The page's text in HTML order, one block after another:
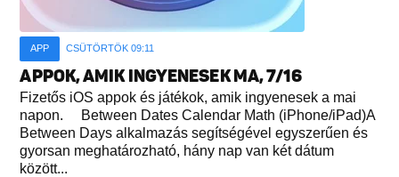
APP CSÜTÖRTÖK 09:11
APPOK, AMIK INGYENESEK MA, 7/16
Fizetős iOS appok és játékok, amik ingyenesek a mai
napon. Between Dates Calendar Math (iPhone/iPad)A
Between Days alkalmazás segítségével egyszerűen és
gyorsan meghatározható, hány nap van két dátum
között...